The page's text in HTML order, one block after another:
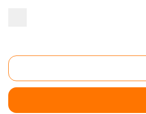
Formation au code de la route
formation au code de la route